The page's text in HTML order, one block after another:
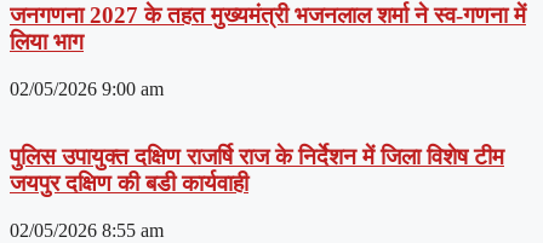
जनगणना 2027 के तहत मुख्यमंत्री भजनलाल शर्मा ने स्व-गणना में
लिया भाग
02/05/2026 9:00 am
पुलिस उपायुक्त दक्षिण राजर्षि राज के निर्देशन में जिला विशेष टीम
जयपुर दक्षिण की बडी कार्यवाही
02/05/2026 8:55 am